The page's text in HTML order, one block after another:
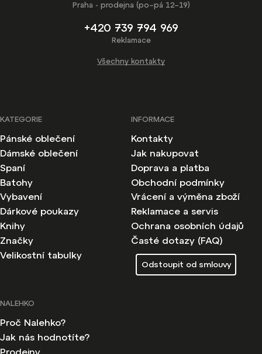
Praha - prodejna (po–pá 12–19)
+420 739 794 969
Reklamace
Všechny kontakty
KATEGORIE
Pánské oblečení
Dámské oblečení
Spaní
Batohy
Vybavení
Dárkové poukazy
Knihy
Značky
Velikostní tabulky
INFORMACE
Kontakty
Jak nakupovat
Doprava a platba
Obchodní podmínky
Vrácení a výměna zboží
Reklamace a servis
Ochrana osobních údajů
Časté dotazy (FAQ)
Odstoupit od smlouvy
NALEHKO
Proč Nalehko?
Jak nás hodnotíte?
Prodejny